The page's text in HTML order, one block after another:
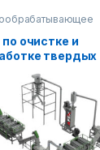
Переработка
очистке и
твердых